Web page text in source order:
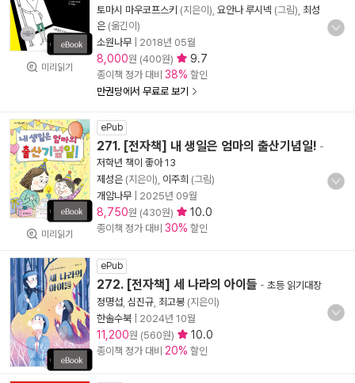
미리읽기
토마시 마우코프스키 (지은이), 요안나 루시넥 (그림), 최성
은 (옮긴이)
소원나무
2018년 05월
8,000원 (400원) 9.7
종이책 정가 대비 38% 할인
만권당에서 무료로 보기
미리읽기
ePub
271. [전자책] 내 생일은 엄마의 출산기념일! -
저학년 책이 좋아 13
제성은 (지은이), 이주희 (그림)
개암나무
2025년 09월
8,750원 (430원) 10.0
종이책 정가 대비 30% 할인
ePub
272. [전자책] 세 나라의 아이들 - 초등 읽기대장
정명섭 심진규 최고봉 (지은이)
한솔수북
2024년 10월
11,200원 (560원) 10.0
종이책 정가 대비 20% 할인